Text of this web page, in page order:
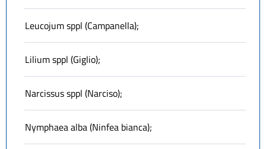
Leucojum sppl (Campanella);
Lilium sppl (Giglio);
Narcissus sppl (Narciso);
Nymphaea alba (Ninfea bianca);